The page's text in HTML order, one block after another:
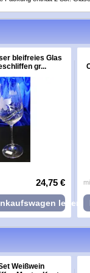
bleifreies Glas
gr...
24,75 €
legen
Weißwein